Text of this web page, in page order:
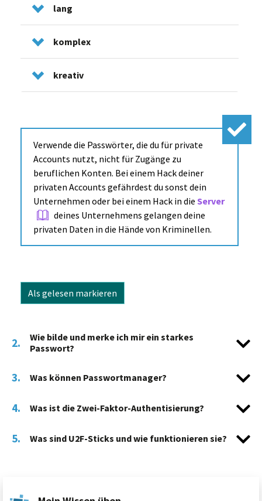
lang
komplex
kreativ
Verwende die Passwörter, die du für private
Accounts nutzt, nicht für Zugänge zu
beruflichen Konten. Bei einem Hack deiner
privaten Accounts gefährdest du sonst dein
Unternehmen oder bei einem Hack in die Server
deines Unternehmens gelangen deine
privaten Daten in die Hände von Kriminellen.
Als gelesen markieren
2.
Wie bilde und merke ich mir ein starkes
Passwort?
3. Was können Passwortmanager?
4. Was ist die Zwei-Faktor-Authentisierung?
5. Was sind U2F-Sticks und wie funktionieren sie?